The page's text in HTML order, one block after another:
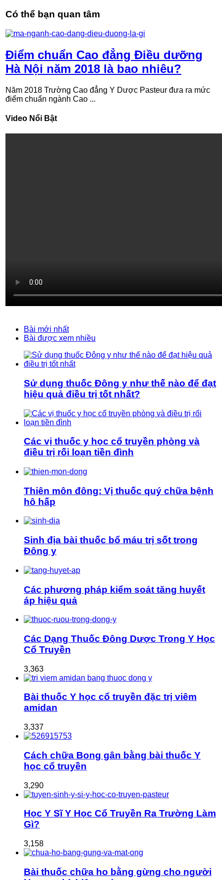
Có thể bạn quan tâm
Điểm chuẩn Cao đẳng Điều dưỡng
Hà Nội năm 2018 là bao nhiêu?
Năm 2018 Trường Cao đẳng Y Dược Pasteur đưa ra mức
điểm chuẩn ngành Cao ...
Video Nổi Bật
Bài mới nhất
Bài được xem nhiều
Sử dụng thuốc Đông y như thế nào để đạt
hiệu quả điều trị tốt nhất?
Các vị thuốc y học cổ truyền phòng và
điều trị rối loạn tiền đình
Thiên môn đông: Vị thuốc quý chữa bệnh
hô hấp
Sinh địa bài thuốc bổ máu trị sốt trong
Đông y
Các phương pháp kiểm soát tăng huyết
áp hiệu quả
Các Dạng Thuốc Đông Dược Trong Y Học
Cổ Truyền
3,363
Bài thuốc Y học cổ truyền đặc trị viêm
amidan
3,337
Cách chữa Bong gân bằng bài thuốc Y
học cổ truyền
3,290
Học Y Sĩ Y Học Cổ Truyền Ra Trường Làm
Gì?
3,158
Bài thuốc chữa ho bằng gừng cho người